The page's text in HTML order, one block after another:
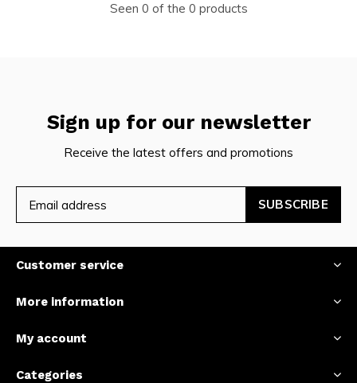
Seen 0 of the 0 products
Sign up for our newsletter
Receive the latest offers and promotions
SUBSCRIBE
Customer service
More information
My account
Categories